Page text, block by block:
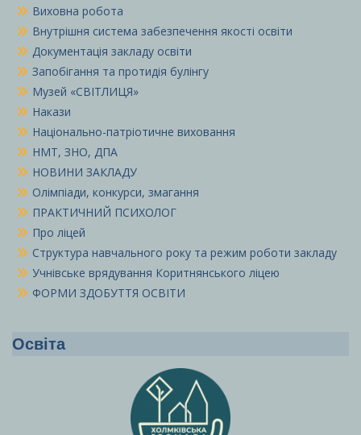
Виховна робота
Внутрішня система забезпечення якості освіти
Документація закладу освіти
Запобігання та протидія булінгу
Музей «СВІТЛИЦЯ»
Накази
Національно-патріотичне виховання
НМТ, ЗНО, ДПА
НОВИНИ ЗАКЛАДУ
Олімпіади, конкурси, змагання
ПРАКТИЧНИЙ ПСИХОЛОГ
Про ліцей
Структура навчального року та режим роботи закладу
Учнівське врядування Коритнянського ліцею
ФОРМИ ЗДОБУТТЯ ОСВІТИ
Освіта